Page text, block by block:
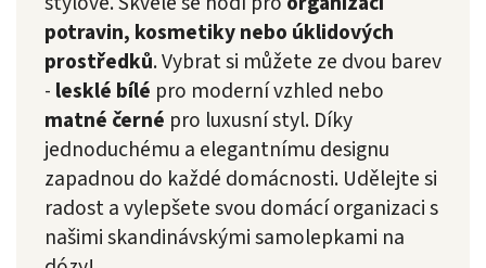
potravin, kosmetiky nebo úklidových
prostředků. Vybrat si můžete ze dvou barev
- lesklé bílé pro moderní vzhled nebo
matné černé pro luxusní styl. Díky
jednoduchému a elegantnímu designu
zapadnou do každé domácnosti. Udělejte si
radost a vylepšete svou domácí organizaci s
našimi skandinávskými samolepkami na